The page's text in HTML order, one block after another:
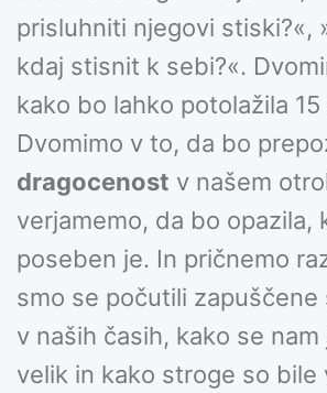
prisluhniti njegovi stiski?«,
kdaj stisnit k sebi?«.
kako bo lahko potolažila
Dvomimo v to, da bo
dragocenost v našem
verjamemo, da bo opazila,
poseben je. In pričnemo
smo se počutili zapuščene
v naših časih, kako se
velik in kako stroge so bile